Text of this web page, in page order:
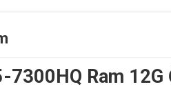
7300HQ Ram